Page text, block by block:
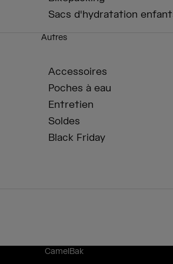
Sacs d'hydratation
Autres
Accessoires
Poches à eau
Entretien
Soldes
Black Friday
CamelBak